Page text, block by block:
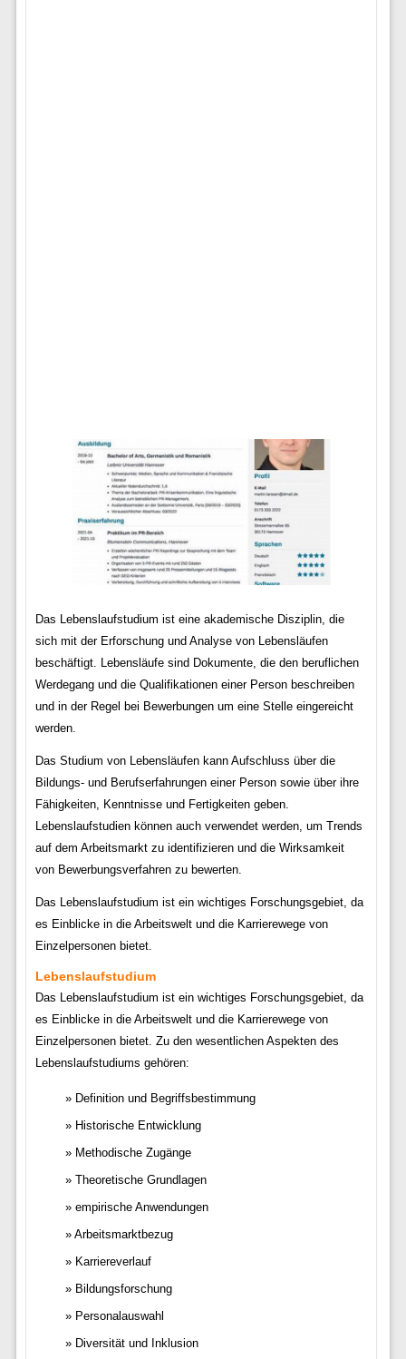
Das Lebenslaufstudium ist eine akademische Disziplin, die
sich mit der Erforschung und Analyse von Lebensläufen
beschäftigt. Lebensläufe sind Dokumente, die den beruflichen
Werdegang und die Qualifikationen einer Person beschreiben
und in der Regel bei Bewerbungen um eine Stelle eingereicht
werden.
Das Studium von Lebensläufen kann Aufschluss über die
Bildungs- und Berufserfahrungen einer Person sowie über ihre
Fähigkeiten, Kenntnisse und Fertigkeiten geben.
Lebenslaufstudien können auch verwendet werden, um Trends
auf dem Arbeitsmarkt zu identifizieren und die Wirksamkeit
von Bewerbungsverfahren zu bewerten.
Das Lebenslaufstudium ist ein wichtiges Forschungsgebiet, da
es Einblicke in die Arbeitswelt und die Karrierewege von
Einzelpersonen bietet.
Lebenslaufstudium
Das Lebenslaufstudium ist ein wichtiges Forschungsgebiet, da
es Einblicke in die Arbeitswelt und die Karrierewege von
Einzelpersonen bietet. Zu den wesentlichen Aspekten des
Lebenslaufstudiums gehören:
Definition und Begriffsbestimmung
Historische Entwicklung
Methodische Zugänge
Theoretische Grundlagen
empirische Anwendungen
Arbeitsmarktbezug
Karriereverlauf
Bildungsforschung
Personalauswahl
Diversität und Inklusion